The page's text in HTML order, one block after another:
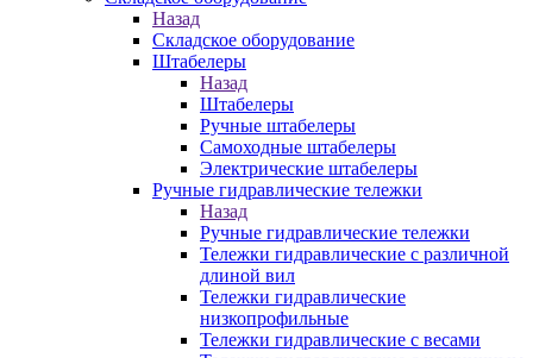
Назад
Складское оборудование
Штабелеры
Назад
Штабелеры
Ручные штабелеры
Самоходные штабелеры
Электрические штабелеры
Ручные гидравлические тележки
Назад
Ручные гидравлические тележки
Тележки гидравлические с различной
длиной вил
Тележки гидравлические
низкопрофильные
Тележки гидравлические с весами